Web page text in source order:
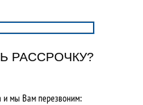
РАССРОЧКУ?
и мы Вам перезвоним: